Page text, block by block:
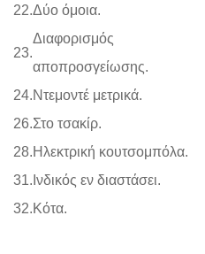
22.Δύο όμοια.
23.
Διαφορισμός
αποπροσγείωσης.
24.Ντεμοντέ μετρικά.
26.Στο τσακίρ.
28.Ηλεκτρική κουτσομπόλα.
31. Ινδικός εν διαστάσει.
32.Κότα.